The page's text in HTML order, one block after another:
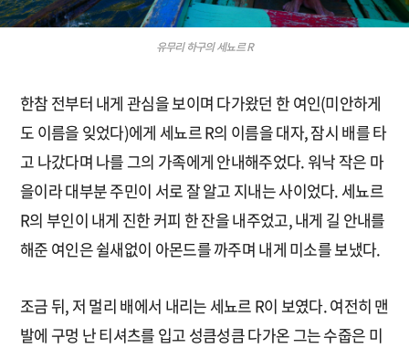
유무리 하구의 세뇨르 R
한참 전부터 내게 관심을 보이며 다가왔던 한 여인(미안하게
도 이름을 잊었다)에게 세뇨르 R의 이름을 대자, 잠시 배를 타
고 나갔다며 나를 그의 가족에게 안내해주었다. 워낙 작은 마
을이라 대부분 주민이 서로 잘 알고 지내는 사이었다. 세뇨르
R의 부인이 내게 진한 커피 한 잔을 내주었고, 내게 길 안내를
해준 여인은 쉴새없이 아몬드를 까주며 내게 미소를 보냈다.
조금 뒤, 저 멀리 배에서 내리는 세뇨르 R이 보였다. 여전히 맨
발에 구멍 난 티셔츠를 입고 성큼성큼 다가온 그는 수줍은 미